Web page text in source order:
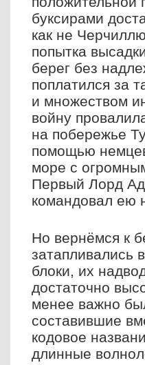
буксирами
как не
попытка
берег без
поплатился за
и множеством
войну
на побережье
помощью
море с
Первый Лорд
командовал ею
Но вернёмся к
затапливались
блоки, их
достаточно
менее важно
составившие
кодовое
длинные